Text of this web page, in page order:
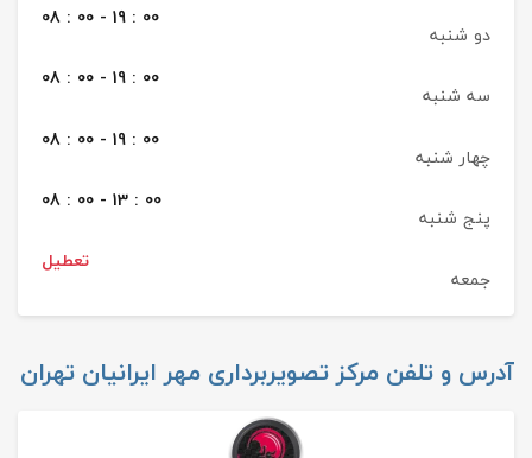
08 : 00 - 19 : 00
دو شنبه
08 : 00 - 19 : 00
سه شنبه
08 : 00 - 19 : 00
چهار شنبه
08 : 00 - 13 : 00
پنج شنبه
تعطیل
جمعه
آدرس و تلفن مرکز تصویربرداری مهر ایرانیان تهران